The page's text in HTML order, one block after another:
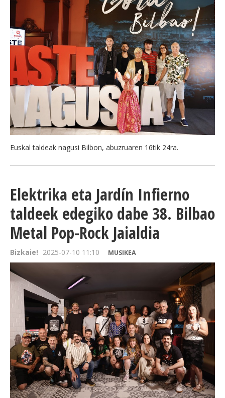
Euskal taldeak nagusi Bilbon, abuzruaren 16tik 24ra.
Elektrika eta Jardín Infierno
taldeek edegiko dabe 38. Bilbao
Metal Pop-Rock Jaialdia
Bizkaie! 2025-07-10 11:10 MUSIKEA